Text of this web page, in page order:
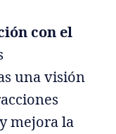
con el
una visión
mejora la